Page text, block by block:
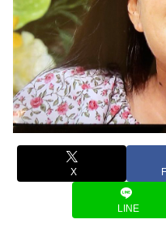
X
LINE